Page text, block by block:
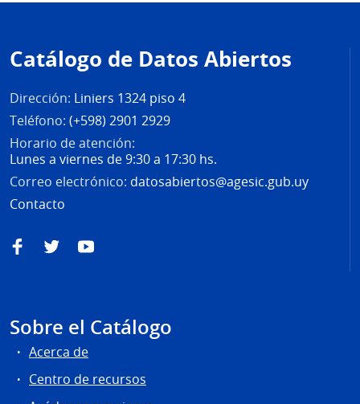
de
página
Catálogo de Datos Abiertos
Dirección: Liniers 1324 piso 4
Teléfono: (+598) 2901 2929
Horario de atención:
Lunes a viernes de 9:30 a 17:30 hs.
Correo electrónico: datosabiertos@agesic.gub.uy
Contacto
FacebookTwitterYouTube
Sobre el Catálogo
Acerca de
Centro de recursos